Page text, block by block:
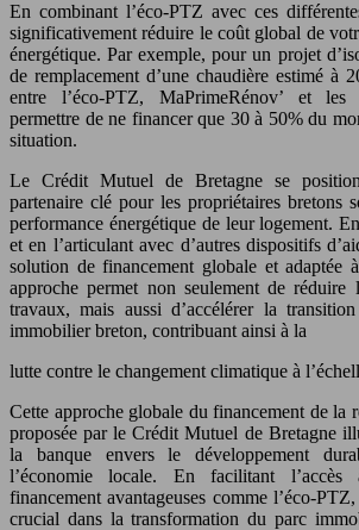
En combinant l’éco-PTZ avec ces
significativement réduire le coût global de
énergétique. Par exemple, pour un projet
de remplacement d’une chaudière estimé à
entre l’éco-PTZ, MaPrimeRénov’ et
permettre de ne financer que 30 à 50% du
situation.
Le Crédit Mutuel de Bretagne se
partenaire clé pour les propriétaires bretons
performance énergétique de leur logement.
et en l’articulant avec d’autres dispositifs
solution de financement globale et adaptée
approche permet non seulement de réduire
travaux, mais aussi d’accélérer la
immobilier breton, contribuant ainsi à la
lutte contre le changement climatique à
Cette approche globale du financement de la
proposée par le Crédit Mutuel de Bretagne
la banque envers le développement
l’économie locale. En facilitant
financement avantageuses comme l’éco-
crucial dans la transformation du parc